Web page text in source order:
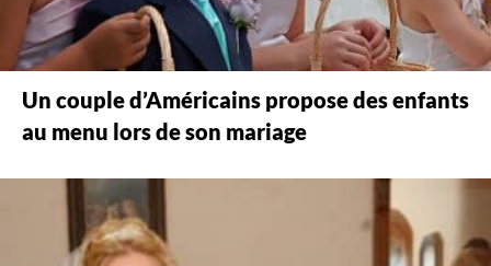
Un couple d’Américains propose des enfants
au menu lors de son mariage